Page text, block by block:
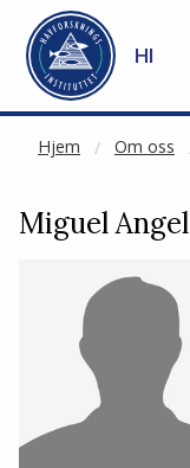
Gå til hovedinnhold
HI
Hjem Om oss
CACHED:
Miguel Angel